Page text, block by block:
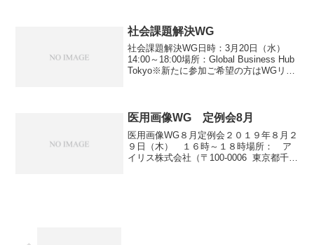
＝＝＝＝＝□■□◆日 時：２０２１年６
月３日（木）１５:０...
社会課題解決WG
社会課題解決WG日時：3月20日（水）
14:00～18:00場所：Global Business Hub
Tokyo※新たに参加ご希望の方はWGリー
医用画像WG 定例会8月
医用画像WG８月定例会２０１９年８月２
９日（木） １６時～１８時場所： ア
イリス株式会社（〒100-0006 東京都千代